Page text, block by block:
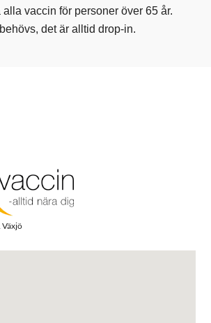
alla vaccin för personer över 65 år.
det är alltid drop-in.
Växjö